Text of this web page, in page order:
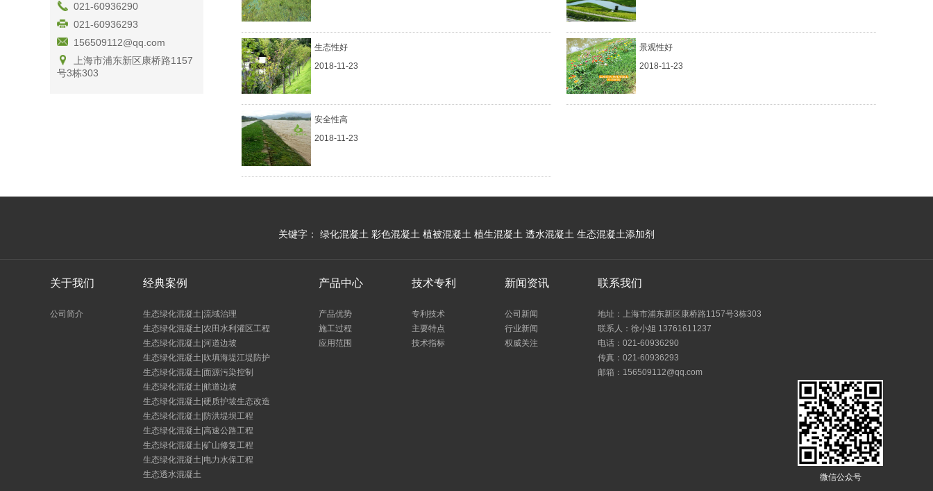
021-60936290
021-60936293
156509112@qq.com
上海市浦东新区康桥路1157
号3栋303
生态性好
2018-11-23
景观性好
2018-11-23
安全性高
2018-11-23
关键字： 绿化混凝土 彩色混凝土 植被混凝土 植生混凝土 透水混凝土 生态混凝土添加剂
关于我们
公司简介
经典案例
生态绿化混凝土|流域治理
生态绿化混凝土|农田水利灌区工程
生态绿化混凝土|河道边坡
生态绿化混凝土|吹填海堤江堤防护
生态绿化混凝土|面源污染控制
生态绿化混凝土|航道边坡
生态绿化混凝土|硬质护坡生态改造
生态绿化混凝土|防洪堤坝工程
生态绿化混凝土|高速公路工程
生态绿化混凝土|矿山修复工程
生态绿化混凝土|电力水保工程
生态透水混凝土
产品中心
产品优势
施工过程
应用范围
技术专利
专利技术
主要特点
技术指标
新闻资讯
公司新闻
行业新闻
权威关注
联系我们
地址：上海市浦东新区康桥路1157号3栋303
联系人：徐小姐 13761611237
电话：021-60936290
传真：021-60936293
邮箱：156509112@qq.com
微信公众号